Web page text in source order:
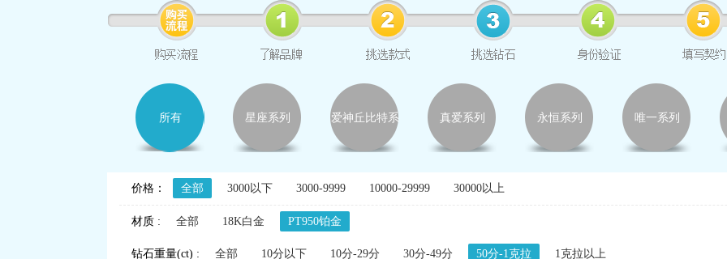
所有 星座系列 爱神丘比特系
列
真爱系列 永恒系列 唯一系列
价格： 全部 3000以下 3000-9999 10000-29999 30000以上
材质 : 全部 18K白金 PT950铂金
钻石重量(ct) : 全部 10分以下 10分-29分 30分-49分 50分-1克拉 1克拉以上